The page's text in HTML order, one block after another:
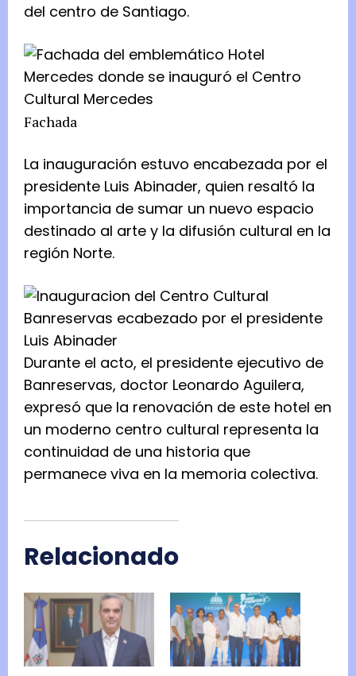
del centro de Santiago.
Fachada
La inauguración estuvo encabezada por el
presidente Luis Abinader, quien resaltó la
importancia de sumar un nuevo espacio
destinado al arte y la difusión cultural en la
región Norte.
Durante el acto, el presidente ejecutivo de
Banreservas, doctor Leonardo Aguilera,
expresó que la renovación de este hotel en
un moderno centro cultural representa la
continuidad de una historia que
permanece viva en la memoria colectiva.
Relacionado